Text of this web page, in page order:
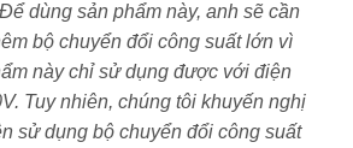
dùng sản phẩm này, anh sẽ cần
bộ chuyển đổi công suất lớn vì
này chỉ sử dụng được với điện
Tuy nhiên, chúng tôi khuyến nghị
sử dụng bộ chuyển đổi công suất